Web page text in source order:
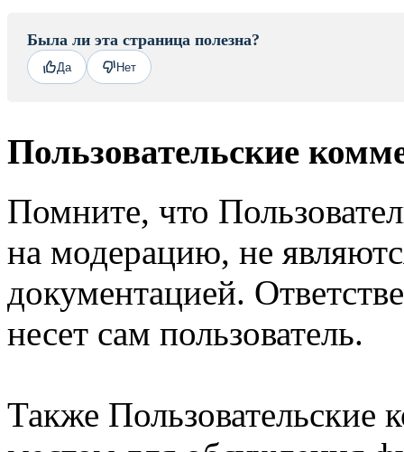
Была ли эта страница полезна?
Да Нет
Пользовательские
Помните, что
на модерацию, не
документацией.
несет сам пользователь.
Также Пользовательские